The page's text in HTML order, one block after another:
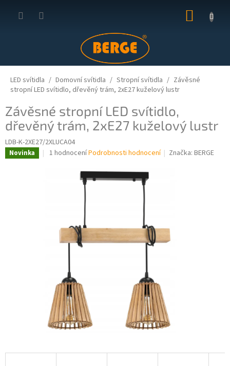
KOŠÍK
LED svítidla Domovní svítidla Stropní svítidla
Závěsné
stropní LED svítidlo, dřevěný trám, 2xE27 kuželový lustr
Závěsné stropní LED svítidlo,
dřevěný trám, 2xE27 kuželový lustr
LDB-K-2XE27/2XLUCA04
Novinka
Průměrné
1 hodnoceníPodrobnosti hodnocení Značka:BERGE